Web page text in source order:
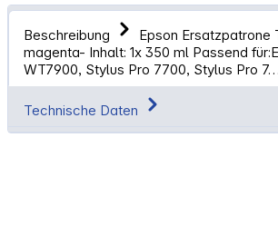
Beschreibung
Epson Ersatzpatrone
magenta- Inhalt: 1x 350 ml Passend
WT7900, Stylus Pro 7700, Stylus Pro 7…
Technische Daten